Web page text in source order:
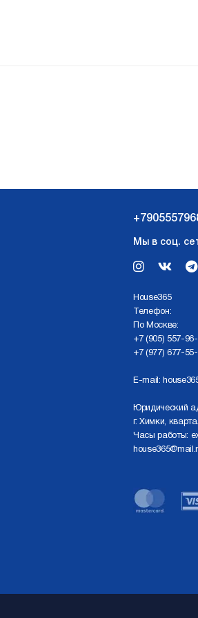
Мы в соц.
Нouse365
Телефон:
По Москве:
+7 (905) 557-
+7 (977) 677-
E-mail:
Юридический
г. Химки,
Часы работы: